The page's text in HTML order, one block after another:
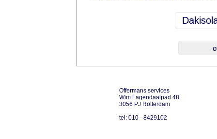
Offermans services
Wim Lagendaalpad 48
3056 PJ Rotterdam
tel: 010 - 8429102